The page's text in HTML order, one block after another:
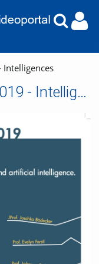
Intelligences
FRIAS Lunch Lectures 2019 - Intelligences